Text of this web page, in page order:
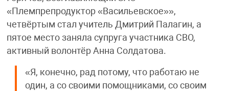
«Племпрепродуктор «Васильевское»»,
четвёртым стал учитель Дмитрий Палагин, а
пятое место заняла супруга участника СВО,
активный волонтёр Анна Солдатова.
«Я, конечно, рад потому, что работаю не
один, а со своими помощниками, со своим